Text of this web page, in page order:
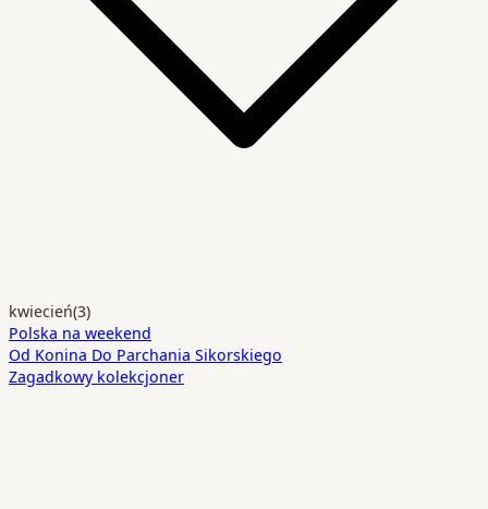
kwiecień(3)
Polska na weekend
Od Konina Do Parchania Sikorskiego
Zagadkowy kolekcjoner